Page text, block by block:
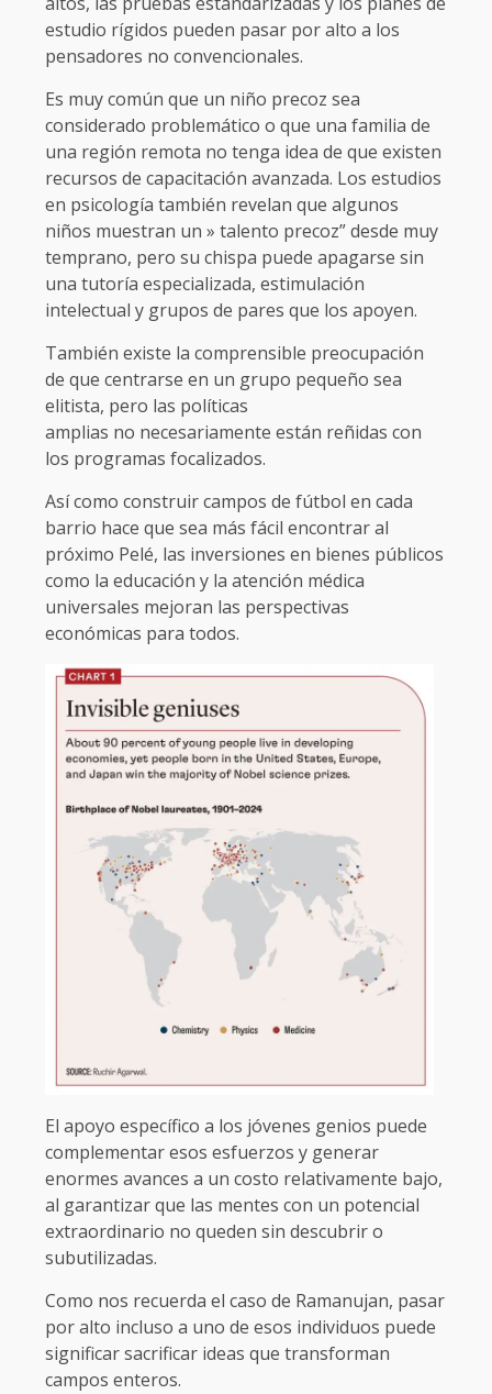
estudio rígidos pueden pasar por alto a los
pensadores no convencionales.
Es muy común que un niño precoz sea
considerado problemático o que una familia de
una región remota no tenga idea de que existen
recursos de capacitación avanzada. Los estudios
en psicología también revelan que algunos
niños muestran un » talento precoz” desde muy
temprano, pero su chispa puede apagarse sin
una tutoría especializada, estimulación
intelectual y grupos de pares que los apoyen.
También existe la comprensible preocupación
de que centrarse en un grupo pequeño sea
elitista, pero las políticas
amplias no necesariamente están reñidas con
los programas focalizados.
Así como construir campos de fútbol en cada
barrio hace que sea más fácil encontrar al
próximo Pelé, las inversiones en bienes públicos
como la educación y la atención médica
universales mejoran las perspectivas
económicas para todos.
El apoyo específico a los jóvenes genios puede
complementar esos esfuerzos y generar
enormes avances a un costo relativamente bajo,
al garantizar que las mentes con un potencial
extraordinario no queden sin descubrir o
subutilizadas.
Como nos recuerda el caso de Ramanujan, pasar
por alto incluso a uno de esos individuos puede
significar sacrificar ideas que transforman
campos enteros.